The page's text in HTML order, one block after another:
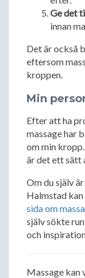
Ge det
innan
Det är också
eftersom
kroppen.
Min
Efter att ha
massage har
om min
är det ett sätt
Om du själv
Halmstad
sida om
själv sökte
och
Massage kan